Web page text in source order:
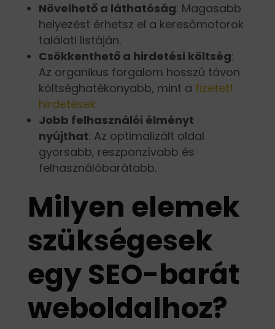
Növelhető a láthatóság: Magasabb
helyezést érhetsz el a keresőmotorok
találati listáján.
Csökkenthető a hirdetési költség:
Az organikus forgalom hosszú távon
költséghatékonyabb, mint a fizetett
hirdetések.
Jobb felhasználói élményt
nyújthat: Az optimalizált oldal
gyorsabb, reszponzívabb és
felhasználóbarátabb.
Milyen elemek
szükségesek
egy SEO-barát
weboldalhoz?